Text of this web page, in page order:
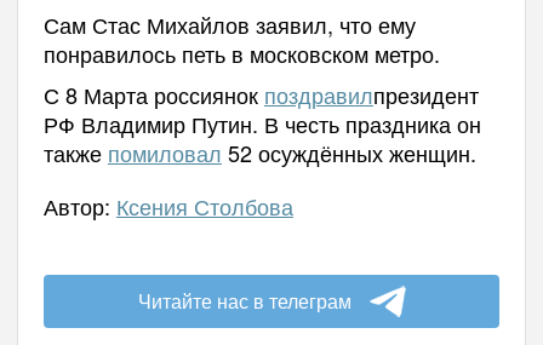
Сам Стас Михайлов заявил, что ему
понравилось петь в московском метро.
С 8 Марта россиянок поздравилпрезидент
РФ Владимир Путин. В честь праздника он
также помиловал 52 осуждённых женщин.
Автор: Ксения Столбова
Читайте нас в телеграм